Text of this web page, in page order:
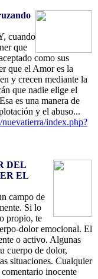
cuando
que
como sus
que el Amor es la
y crecen mediante la
que nadie elige el
es una manera de
y el abuso...
index.php?
DEL
EL
campo de
Si lo
propio, te
dolor emocional. El
o activo. Algunas
cuerpo de dolor,
situaciones. Cualquier
inocente